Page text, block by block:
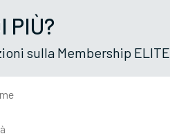
PIÙ?
sulla Membership ELITE